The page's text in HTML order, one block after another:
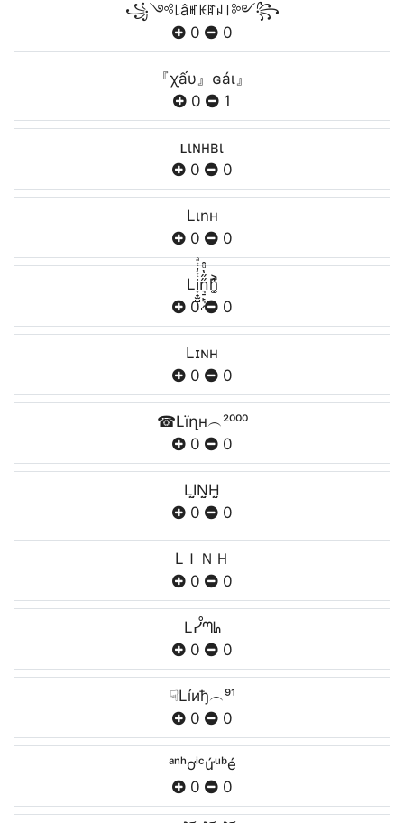
꧁༺꒒âꎭꀘꍏꈤ꓄༻꧂
0
0
『χấυ』ɢáι』ㅤ
0
1
ʟιɴнʙι
0
0
Lιnн
0
0
Li̞̟̫̺ͭ̒ͭͣn͉̠̙͉̗̺̋̋̔ͧ̊h͚̖̜̍̃͐
0
0
Lɪɴʜ
0
0
☎Lïղн︵²⁰⁰⁰
0
0
LI̤̮N̤̮H̤̮
0
0
LＩＮＨ
0
0
Lᓮᘉᖺ
0
0
☟Líиђ︵⁹¹
0
0
ᵃⁿʰơⁱᶜứᵘᵇéㅤ
0
0